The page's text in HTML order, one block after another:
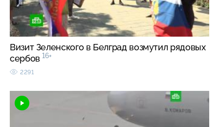
Визит Зеленского в Белград возмутил рядовых
сербов 16+
2291